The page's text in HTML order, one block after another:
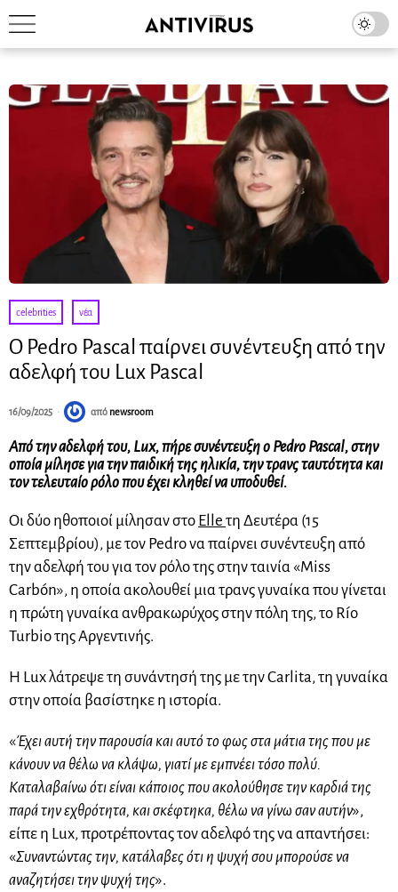
celebrities · νέα
Ο Pedro Pascal παίρνει συνέντευξη από την
αδελφή του Lux Pascal
16/09/2025 από newsroom
Από την αδελφή του, Lux, πήρε συνέντευξη ο Pedro Pascal, στην
οποία μίλησε για την παιδική της ηλικία, την τρανς ταυτότητα και
τον τελευταίο ρόλο που έχει κληθεί να υποδυθεί.
Οι δύο ηθοποιοί μίλησαν στο Elle τη Δευτέρα (15
Σεπτεμβρίου), με τον Pedro να παίρνει συνέντευξη από
την αδελφή του για τον ρόλο της στην ταινία «Miss
Carbón», η οποία ακολουθεί μια τρανς γυναίκα που γίνεται
η πρώτη γυναίκα ανθρακωρύχος στην πόλη της, το Río
Turbio της Αργεντινής.
Η Lux λάτρεψε τη συνάντησή της με την Carlita, τη γυναίκα
στην οποία βασίστηκε η ιστορία.
«Έχει αυτή την παρουσία και αυτό το φως στα μάτια της που με
κάνουν να θέλω να κλάψω, γιατί με εμπνέει τόσο πολύ.
Καταλαβαίνω ότι είναι κάποιος που ακολούθησε την καρδιά της
παρά την εχθρότητα, και σκέφτηκα, θέλω να γίνω σαν αυτήν»,
είπε η Lux, προτρέποντας τον αδελφό της να απαντήσει:
«Συναντώντας την, κατάλαβες ότι η ψυχή σου μπορούσε να
αναζητήσει την ψυχή της».